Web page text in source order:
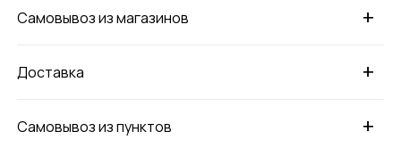
+
Самовывоз из магазинов
+
Доставка
+
Самовывоз из пунктов